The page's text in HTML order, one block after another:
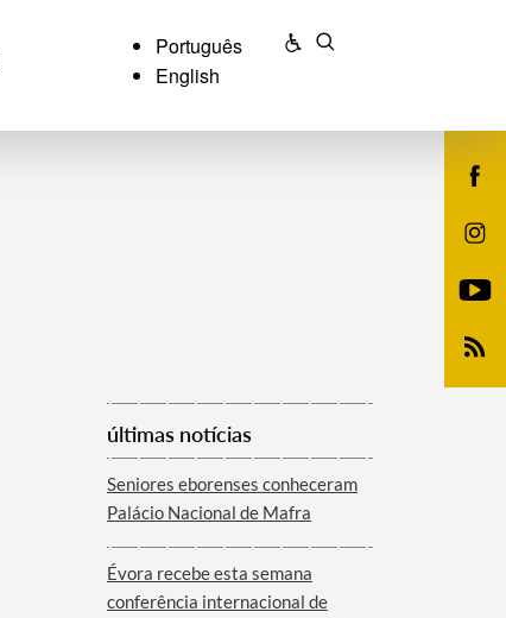
Português
English
últimas notícias
Seniores eborenses conheceram
Palácio Nacional de Mafra
Évora recebe esta semana
conferência internacional de